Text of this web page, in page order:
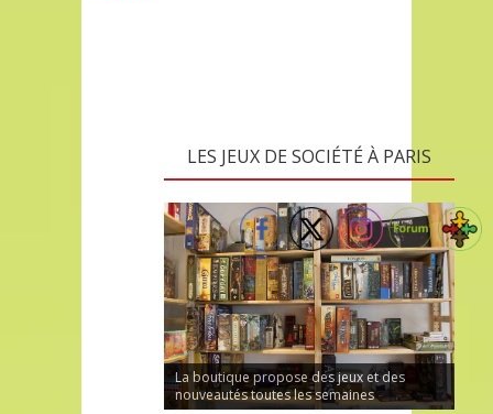
LES JEUX DE SOCIÉTÉ À PARIS
La boutique propose des jeux et des
nouveautés toutes les semaines